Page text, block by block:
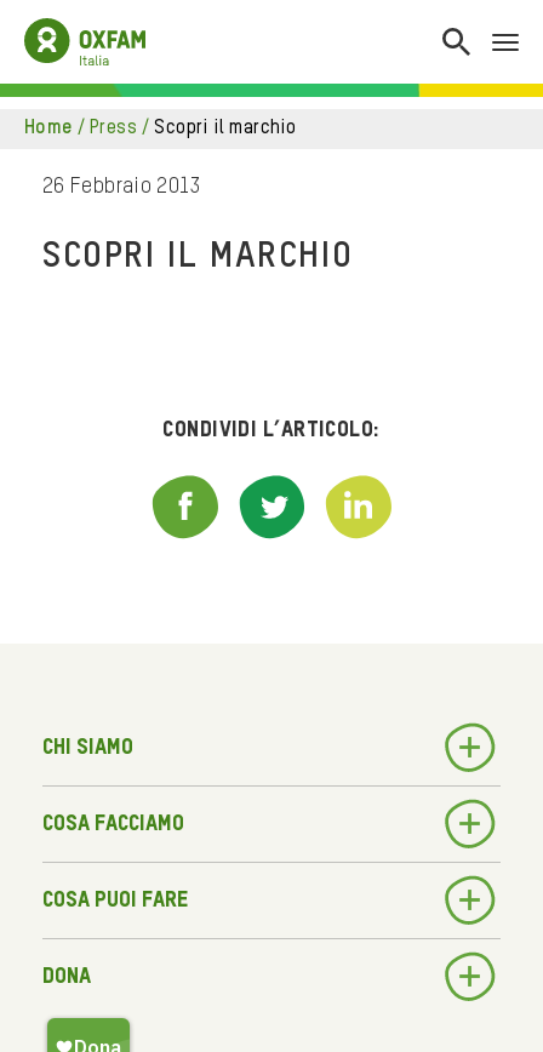
home / press / scopri il marchio
26 Febbraio 2013
SCOPRI IL MARCHIO
Condividi l’articolo:
Chi siamo
Cosa facciamo
Cosa puoi fare
Dona